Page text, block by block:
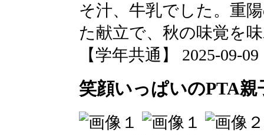
そ汁、牛乳でした。重
た献立で、秋の味覚を
【学年共通】 2025-09-
笑顔いっぱいのPTA親